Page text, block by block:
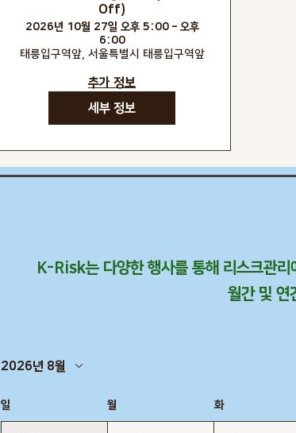
Off)
2026년 10월 27일 오후 5:00 – 오후
6:00
태릉입구역앞, 서울특별시 태릉입구역앞
추가 정보
세부 정보
K-Risk는 다양한 행사를 통해 리스크관리
월간 및 연
2026년 8월
일 월 화